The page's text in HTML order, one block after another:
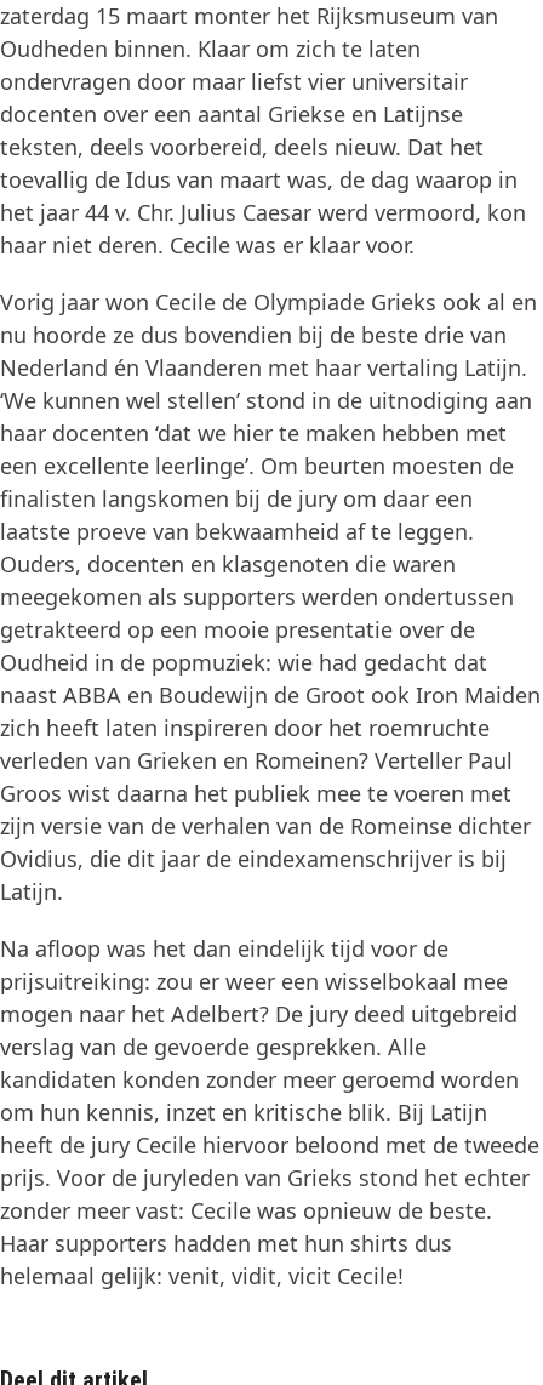
zaterdag 15 maart monter het Rijksmuseum van
Oudheden binnen. Klaar om zich te laten
ondervragen door maar liefst vier universitair
docenten over een aantal Griekse en Latijnse
teksten, deels voorbereid, deels nieuw. Dat het
toevallig de Idus van maart was, de dag waarop in
het jaar 44 v. Chr. Julius Caesar werd vermoord, kon
haar niet deren. Cecile was er klaar voor.
Vorig jaar won Cecile de Olympiade Grieks ook al en
nu hoorde ze dus bovendien bij de beste drie van
Nederland én Vlaanderen met haar vertaling Latijn.
‘We kunnen wel stellen’ stond in de uitnodiging aan
haar docenten ‘dat we hier te maken hebben met
een excellente leerlinge’. Om beurten moesten de
finalisten langskomen bij de jury om daar een
laatste proeve van bekwaamheid af te leggen.
Ouders, docenten en klasgenoten die waren
meegekomen als supporters werden ondertussen
getrakteerd op een mooie presentatie over de
Oudheid in de popmuziek: wie had gedacht dat
naast ABBA en Boudewijn de Groot ook Iron Maiden
zich heeft laten inspireren door het roemruchte
verleden van Grieken en Romeinen? Verteller Paul
Groos wist daarna het publiek mee te voeren met
zijn versie van de verhalen van de Romeinse dichter
Ovidius, die dit jaar de eindexamenschrijver is bij
Latijn.
Na afloop was het dan eindelijk tijd voor de
prijsuitreiking: zou er weer een wisselbokaal mee
mogen naar het Adelbert? De jury deed uitgebreid
verslag van de gevoerde gesprekken. Alle
kandidaten konden zonder meer geroemd worden
om hun kennis, inzet en kritische blik. Bij Latijn
heeft de jury Cecile hiervoor beloond met de tweede
prijs. Voor de juryleden van Grieks stond het echter
zonder meer vast: Cecile was opnieuw de beste.
Haar supporters hadden met hun shirts dus
helemaal gelijk: venit, vidit, vicit Cecile!